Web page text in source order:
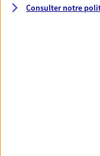
Consulter notre